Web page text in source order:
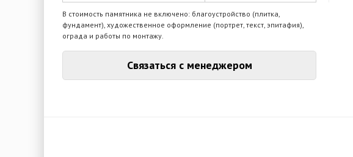
В стоимость памятника не включено: благоустройство (плитка,
фундамент), художественное оформление (портрет, текст, эпитафия),
ограда и работы по монтажу.
Связаться с менеджером